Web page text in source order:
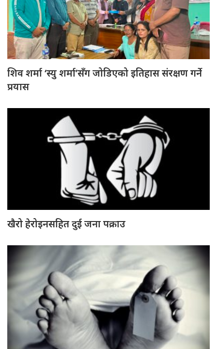
शिव शर्मा ‘स्यु शर्मा’सँग जोडिएको इतिहास संरक्षण गर्ने
प्रयास
खैरो हेरोइनसहित दुई जना पक्राउ